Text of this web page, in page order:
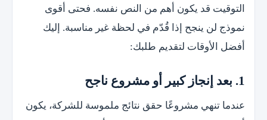
التوقيت قد يكون أهم من النص نفسه. فحتى أقوى
نموذج لن ينجح إذا قُدّم في لحظة غير مناسبة. إليك
أفضل الأوقات لتقديم طلبك:
1. بعد إنجاز كبير أو مشروع ناجح
عندما تنهي مشروعًا حقق نتائج ملموسة للشركة، يكون